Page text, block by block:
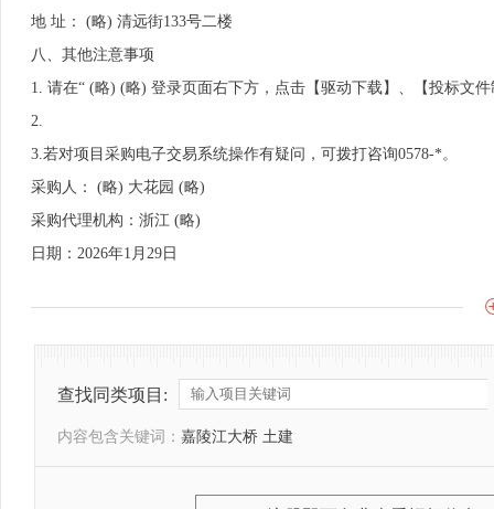
地 址： (略) 清远街133号二楼
八、其他注意事项
1. 请在“ (略) (略) 登录页面右下方，点击【驱动下载】、【投标文
2.
3.若对项目采购电子交易系统操作有疑问，可拨打咨询0578-*。
采购人： (略) 大花园 (略)
采购代理机构：浙江 (略)
日期：2026年1月29日
查找同类项目:
内容包含关键词： 嘉陵江大桥 土建